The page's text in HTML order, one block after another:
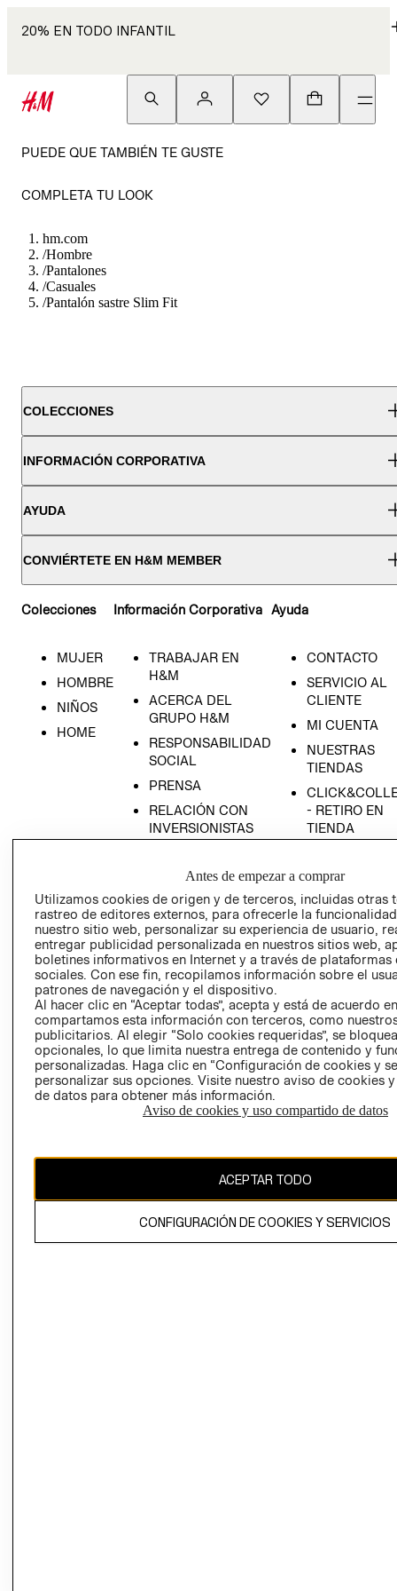
20% EN TODO INFANTIL
PUEDE QUE TAMBIÉN TE GUSTE
COMPLETA TU LOOK
hm.com
/Hombre
/Pantalones
/Casuales
/Pantalón sastre Slim Fit
COLECCIONES
INFORMACIÓN CORPORATIVA
AYUDA
CONVIÉRTETE EN H&M MEMBER
Colecciones
MUJER
HOMBRE
NIÑOS
HOME
Información Corporativa
TRABAJAR EN
H&M
ACERCA DEL
GRUPO H&M
RESPONSABILIDAD
SOCIAL
PRENSA
RELACIÓN CON
INVERSIONISTAS
EMPRESARIAL
Ayuda
CONTACTO
SERVICIO AL
CLIENTE
MI CUENTA
NUESTRAS
TIENDAS
- RETIRO EN
TIENDA
CONDICIONES
AVISO DE
PRIVACIDAD
GIFT CARD
AVISO DE
COOKIES
Chile ($)
El contenido de esta página web está protegido por copyright y es
propiedad de H&M Hennes & Mauritz AB.
Antes de empezar a comprar
Utilizamos cookies de origen y de terceros, incluidas otras
rastreo de editores externos, para ofrecerle la
nuestro sitio web, personalizar su experiencia de usuario,
entregar publicidad personalizada en nuestros sitios web,
boletines informativos en Internet y a través de plataformas
sociales. Con ese fin, recopilamos información sobre el
patrones de navegación y el dispositivo.
Al hacer clic en “Aceptar todas”, acepta y está de acuerdo
compartamos esta información con terceros, como
publicitarios. Al elegir “Solo cookies requeridas”, se
opcionales, lo que limita nuestra entrega de contenido y
personalizadas. Haga clic en “Configuración de cookies y
personalizar sus opciones. Visite nuestro aviso de cookies
de datos para obtener más información.
Aviso de cookies y uso compartido de datos
ACEPTAR TODO
CONFIGURACIÓN DE COOKIES Y SERVICIOS